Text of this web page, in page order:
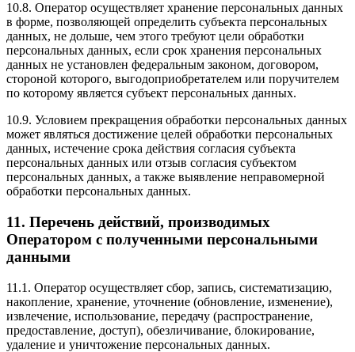
10.8. Оператор осуществляет хранение персональных данных
в форме, позволяющей определить субъекта персональных
данных, не дольше, чем этого требуют цели обработки
персональных данных, если срок хранения персональных
данных не установлен федеральным законом, договором,
стороной которого, выгодоприобретателем или поручителем
по которому является субъект персональных данных.
10.9. Условием прекращения обработки персональных данных
может являться достижение целей обработки персональных
данных, истечение срока действия согласия субъекта
персональных данных или отзыв согласия субъектом
персональных данных, а также выявление неправомерной
обработки персональных данных.
11. Перечень действий, производимых
Оператором с полученными персональными
данными
11.1. Оператор осуществляет сбор, запись, систематизацию,
накопление, хранение, уточнение (обновление, изменение),
извлечение, использование, передачу (распространение,
предоставление, доступ), обезличивание, блокирование,
удаление и уничтожение персональных данных.